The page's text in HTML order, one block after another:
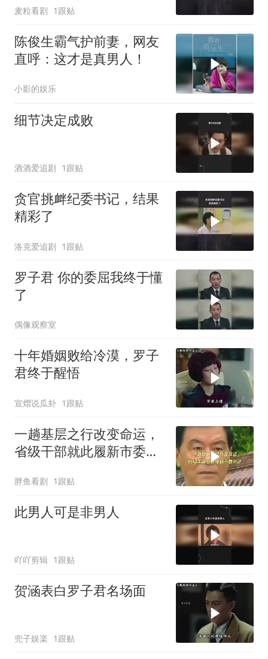
麦粒看剧 1跟贴
陈俊生霸气护前妻，网友
直呼：这才是真男人！
小影的娱乐
细节决定成败
酒酒爱追剧 1跟贴
贪官挑衅纪委书记，结果
精彩了
洛克爱追剧 1跟贴
罗子君 你的委屈我终于懂
了
偶像观察室
十年婚姻败给冷漠，罗子
君终于醒悟
宣熠说瓜卦 1跟贴
一趟基层之行改变命运，
省级干部就此履新市委书
胖鱼看剧 1跟贴
此男人可是非男人
吖吖剪辑 1跟贴
贺涵表白罗子君名场面
兜子娱楽 1跟贴